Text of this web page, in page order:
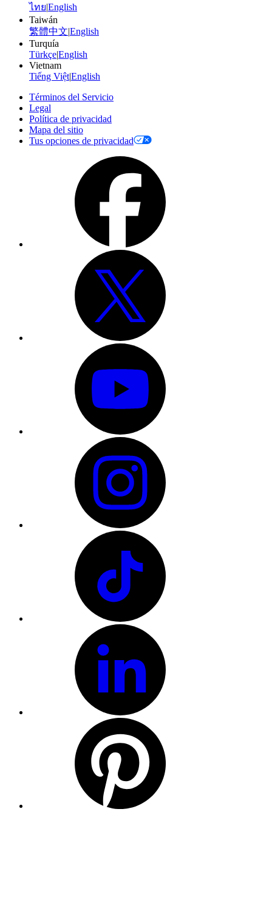
ไทย|English
Taiwán
繁體中文|English
Turquía
Türkçe|English
Vietnam
Tiếng Việt|English
Términos del Servicio
Legal
Política de privacidad
Mapa del sitio
Tus opciones de privacidad